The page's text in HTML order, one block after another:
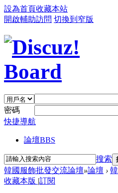
設為首頁收藏本站
開啟輔助訪問 切換到窄版
密碼
快捷導航
論壇BBS
搜索
韓國服飾批發交流論壇»論壇 ›
收藏本版 |訂閱